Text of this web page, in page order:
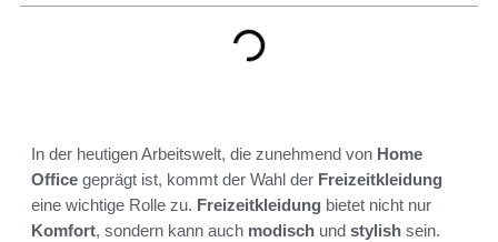
In der heutigen Arbeitswelt, die zunehmend von Home
Office geprägt ist, kommt der Wahl der Freizeitkleidung
eine wichtige Rolle zu. Freizeitkleidung bietet nicht nur
Komfort, sondern kann auch modisch und stylish sein.